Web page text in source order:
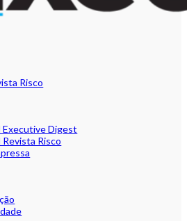
Risco
Digest
Risco